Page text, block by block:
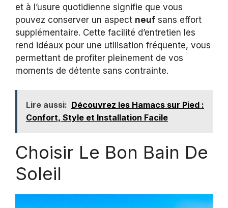
et à l’usure quotidienne signifie que vous
pouvez conserver un aspect neuf sans effort
supplémentaire. Cette facilité d’entretien les
rend idéaux pour une utilisation fréquente, vous
permettant de profiter pleinement de vos
moments de détente sans contrainte.
Lire aussi: Découvrez les Hamacs sur Pied :
Confort, Style et Installation Facile
Choisir Le Bon Bain De
Soleil